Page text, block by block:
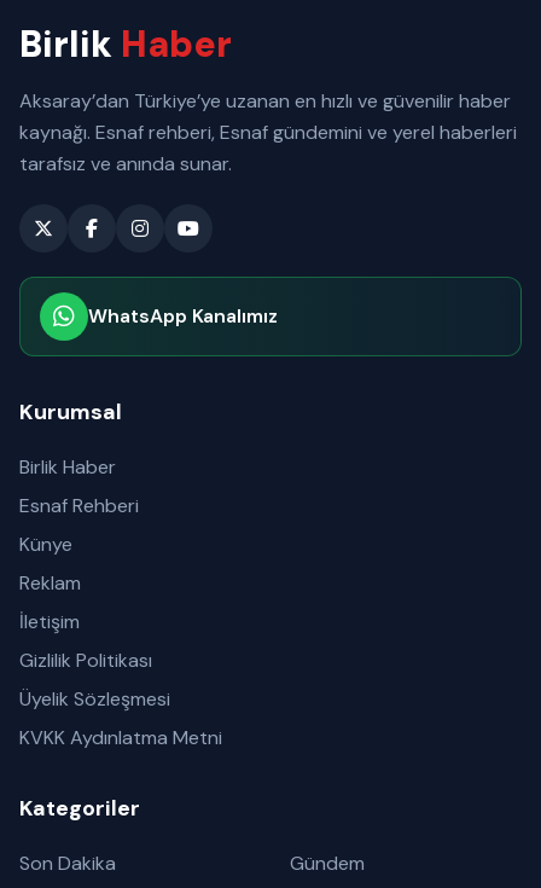
Birlik Haber
Aksaray’dan Türkiye’ye uzanan en hızlı ve güvenilir haber
kaynağı. Esnaf rehberi, Esnaf gündemini ve yerel haberleri
tarafsız ve anında sunar.
WhatsApp Kanalımız
Kurumsal
Birlik Haber
Esnaf Rehberi
Künye
Reklam
İletişim
Gizlilik Politikası
Üyelik Sözleşmesi
KVKK Aydınlatma Metni
Kategoriler
Son Dakika
Gündem